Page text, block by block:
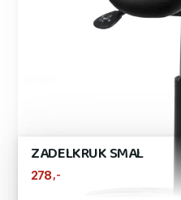
ZADELKRUK SMAL
278,-